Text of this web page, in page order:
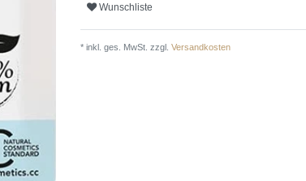
Wunschliste
* inkl. ges. MwSt. zzgl. Versandkosten